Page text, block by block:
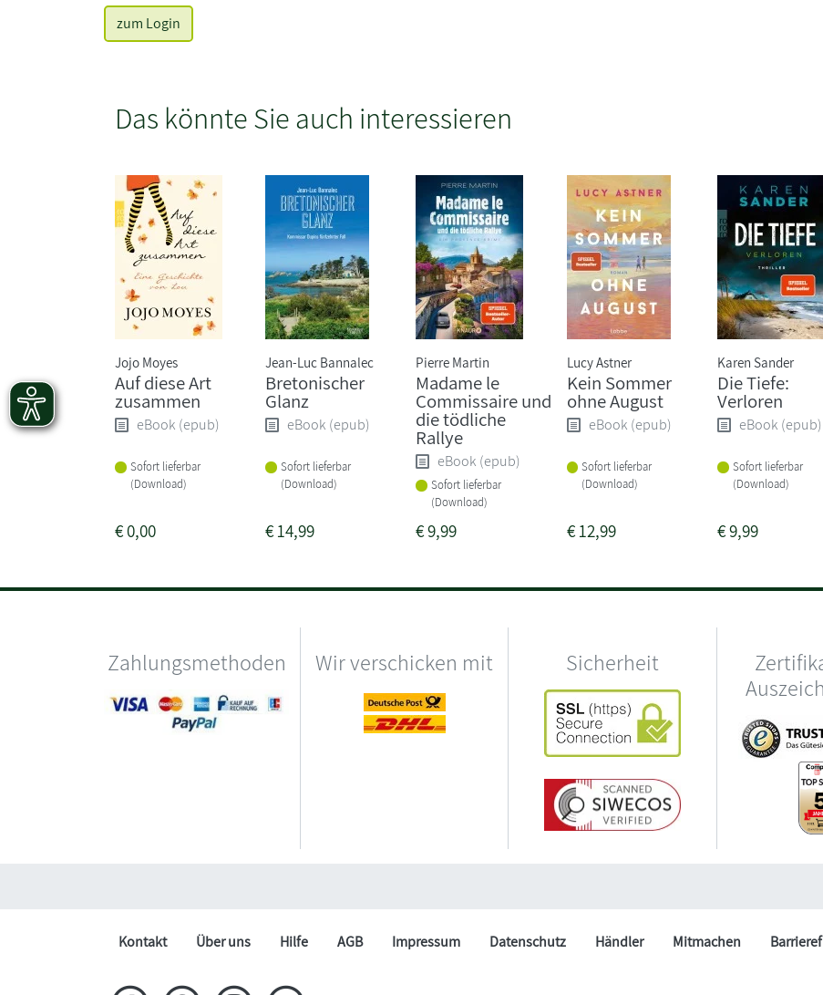
zum Login
Das könnte Sie auch interessieren
Jojo Moyes
Auf diese Art
zusammen
eBook (epub)
Sofort lieferbar
(Download)
€0,00
Jean-Luc Bannalec
Bretonischer
Glanz
eBook (epub)
Sofort lieferbar
(Download)
€14,99
Pierre Martin
Madame le
Commissaire und
die tödliche
Rallye
eBook (epub)
Sofort lieferbar
(Download)
€9,99
Lucy Astner
Kein Sommer
ohne August
eBook (epub)
Sofort lieferbar
(Download)
€12,99
Karen Sander
Die Tiefe:
Verloren
eBook (epub)
Sofort lieferbar
(Download)
€9,99
Zahlungsmethoden Wir verschicken mit Sicherheit
Kontakt Über uns Hilfe AGB Impressum Datenschutz Händler Mitmachen